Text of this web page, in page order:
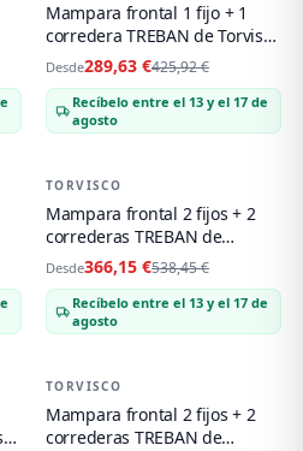
Mampara frontal 1 fijo + 1
corredera TREBAN de Torvisco
oro cepillado
Desde289,63 €425,92 €
Recíbelo entre el 13 y el 17 de
agosto
-32%
TORVISCO
Mampara frontal 2 fijos + 2
correderas TREBAN de
Torvisco oro rosa cepillado
Desde366,15 €538,45 €
Recíbelo entre el 13 y el 17 de
agosto
-32%
TORVISCO
Mampara frontal 2 fijos + 2
correderas TREBAN de